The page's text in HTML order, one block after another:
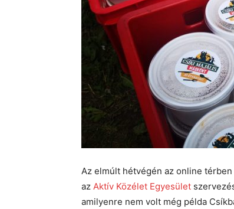
Az elmúlt hétvégén az online
az Aktív Közélet Egyesület
amilyenre nem volt még példa